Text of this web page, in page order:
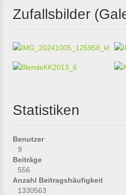
Zufallsbilder
Statistiken
Benutzer
9
Beiträge
556
Anzahl Beitragshäufigkeit
1330563